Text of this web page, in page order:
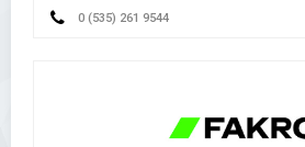
0 (535) 261 9544